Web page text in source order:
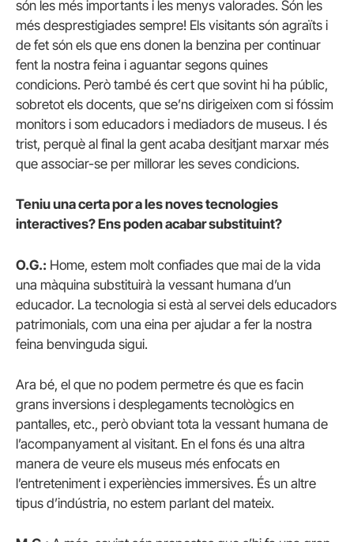
són les més importants i les menys valorades. Són les
més desprestigiades sempre! Els visitants són agraïts i
de fet són els que ens donen la benzina per continuar
fent la nostra feina i aguantar segons quines
condicions. Però també és cert que sovint hi ha públic,
sobretot els docents, que se’ns dirigeixen com si fóssim
monitors i som educadors i mediadors de museus. I és
trist, perquè al final la gent acaba desitjant marxar més
que associar-se per millorar les seves condicions.
Teniu una certa por a les noves tecnologies
interactives? Ens poden acabar substituint?
O.G.: Home, estem molt confiades que mai de la vida
una màquina substituirà la vessant humana d’un
educador. La tecnologia si està al servei dels educadors
patrimonials, com una eina per ajudar a fer la nostra
feina benvinguda sigui.
Ara bé, el que no podem permetre és que es facin
grans inversions i desplegaments tecnològics en
pantalles, etc., però obviant tota la vessant humana de
l’acompanyament al visitant. En el fons és una altra
manera de veure els museus més enfocats en
l’entreteniment i experiències immersives. És un altre
tipus d’indústria, no estem parlant del mateix.